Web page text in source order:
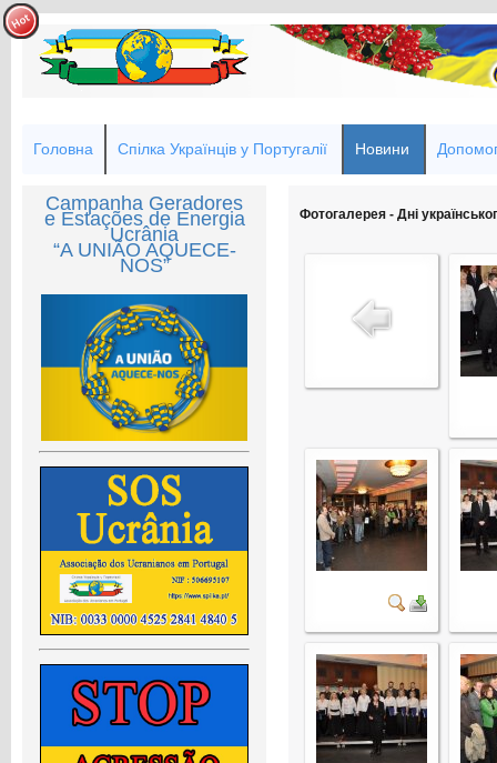
Головна Спілка Українців у Португалії Новини
Campanha Geradores
e Estações de Energia
Ucrânia
“A UNIÃO AQUECE-
NOS”
Фотогалерея - Дні